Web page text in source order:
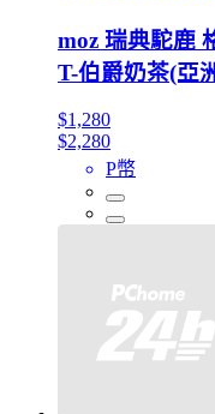
moz 瑞典駝鹿
T-伯爵奶茶(亞
$1,280
$2,280
P幣